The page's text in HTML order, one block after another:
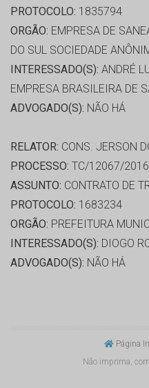
PROTOCOLO: 1835794
ORGÃO: EMPRESA DE
DO SUL SOCIEDADE
INTERESSADO(S): ANDRÉ
EMPRESA BRASILEIRA DE
ADVOGADO(S): NÃO HÁ
RELATOR: CONS. JERSON
PROCESSO: TC/12067/2016
ASSUNTO: CONTRATO DE
PROTOCOLO: 1683234
ORGÃO: PREFEITURA
INTERESSADO(S): DIOGO
ADVOGADO(S): NÃO HÁ
Página
Não imprima,